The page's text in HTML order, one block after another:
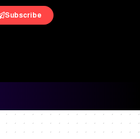
Subscribe